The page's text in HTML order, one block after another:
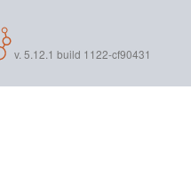
v. 5.12.1 build 1122-cf90431